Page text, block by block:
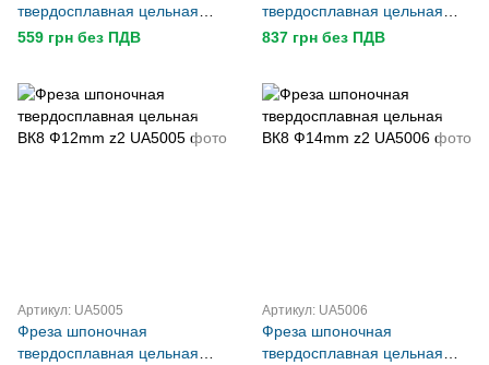
твердосплавная цельная
ВК8 Ф8мм z4
559 грн без ПДВ
твердосплавная цельная
ВК8 Ф10mm z2
837 грн без ПДВ
Артикул: UA5005
Фреза шпоночная
твердосплавная цельная
Артикул: UA5006
Фреза шпоночная
твердосплавная цельная